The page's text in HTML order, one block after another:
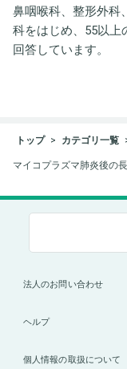
鼻咽喉科、整形外科
科をはじめ、55以上
回答しています。
トップ カテゴリ一覧
マイコプラズマ肺炎後の
法人のお問い合わせ
ヘルプ
個人情報の取扱について